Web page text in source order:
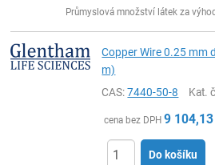
Průmyslová množství látek za
Copper Wire 0.25 mm
m)
CAS:7440-50-8 Kat.
cena bez DPH 9 104,13
Do košíku